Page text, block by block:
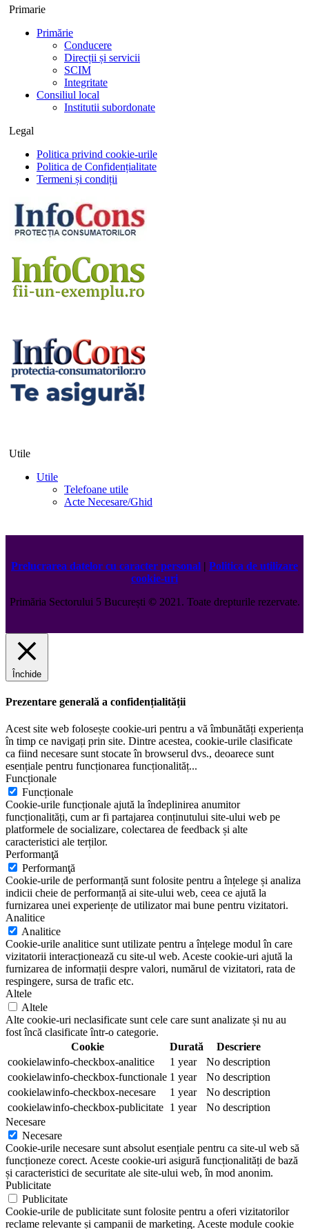
Primarie
Primărie
Conducere
Direcții și servicii
SCIM
Integritate
Consiliul local
Institutii subordonate
Legal
Politica privind cookie-urile
Politica de Confidențialitate
Termeni și condiții
Utile
Utile
Telefoane utile
Acte Necesare/Ghid
Prelucrarea datelor cu caracter personal | Politica de utilizare
cookie-uri
Primăria Sectorului 5 București ©️2021. Toate drepturile rezervate.
Închide
Prezentare generală a confidențialității
Acest site web folosește cookie-uri pentru a vă îmbunătăți experiența
în timp ce navigați prin site. Dintre acestea, cookie-urile clasificate
ca fiind necesare sunt stocate în browserul dvs., deoarece sunt
esențiale pentru funcționarea funcționalităț...
Funcționale
Funcționale
Cookie-urile funcționale ajută la îndeplinirea anumitor
funcționalități, cum ar fi partajarea conținutului site-ului web pe
platformele de socializare, colectarea de feedback și alte
caracteristici ale terților.
Performanţă
Performanţă
Cookie-urile de performanță sunt folosite pentru a înțelege și analiza
indicii cheie de performanță ai site-ului web, ceea ce ajută la
furnizarea unei experiențe de utilizator mai bune pentru vizitatori.
Analitice
Analitice
Cookie-urile analitice sunt utilizate pentru a înțelege modul în care
vizitatorii interacționează cu site-ul web. Aceste cookie-uri ajută la
furnizarea de informații despre valori, numărul de vizitatori, rata de
respingere, sursa de trafic etc.
Altele
Altele
Alte cookie-uri neclasificate sunt cele care sunt analizate și nu au
fost încă clasificate într-o categorie.
Cookie
Durată
Descriere
cookielawinfo-checkbox-analitice
1 year
No description
cookielawinfo-checkbox-functionale 1 year
No description
cookielawinfo-checkbox-necesare
1 year
No description
cookielawinfo-checkbox-publicitate 1 year
No description
Necesare
Necesare
Cookie-urile necesare sunt absolut esențiale pentru ca site-ul web să
funcționeze corect. Aceste cookie-uri asigură funcționalități de bază
și caracteristici de securitate ale site-ului web, în mod anonim.
Publicitate
Publicitate
Cookie-urile de publicitate sunt folosite pentru a oferi vizitatorilor
reclame relevante și campanii de marketing. Aceste module cookie